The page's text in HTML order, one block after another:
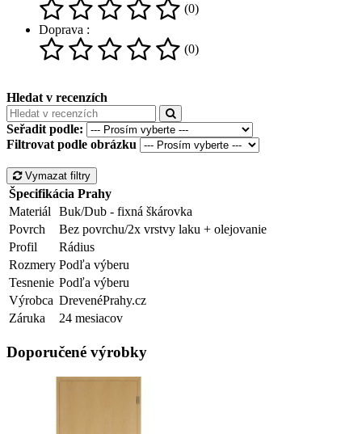
(0)
Doprava :
(0)
Hledat v recenzích
Seřadit podle:
Filtrovat podle obrázku
Vymazat filtry
Špecifikácia Prahy
Materiál
Buk/Dub - fixná škárovka
Povrch
Bez povrchu/2x vrstvy laku + olejovanie
Profil
Rádius
Rozmery Podľa výberu
Tesnenie Podľa výberu
Výrobca DrevenéPrahy.cz
Záruka
24 mesiacov
Doporučené výrobky